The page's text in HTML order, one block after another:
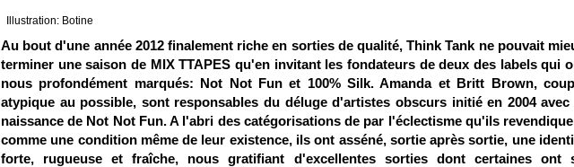
Illustration: Botine
Au bout d'une année 2012 finalement riche en sorties de qualité, Think Tank ne pouvait
terminer une saison de MIX TTAPES qu'en invitant les fondateurs de deux des labels qui
nous profondément marqués: Not Not Funet 100% Silk. Amanda et Britt Brown,
atypique au possible, sont responsables du déluge d'artistes obscurs initié en 2004 avec
naissance de Not Not Fun. A l'abri des catégorisations de par l'éclectisme qu'ils
comme une condition même de leur existence, ils ont asséné, sortie après sortie, une
forte, rugueuse et fraîche, nous gratifiant d'excellentes sorties dont certaines ont